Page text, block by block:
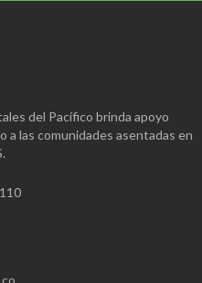
del Pacífico brinda apoyo
las comunidades asentadas en